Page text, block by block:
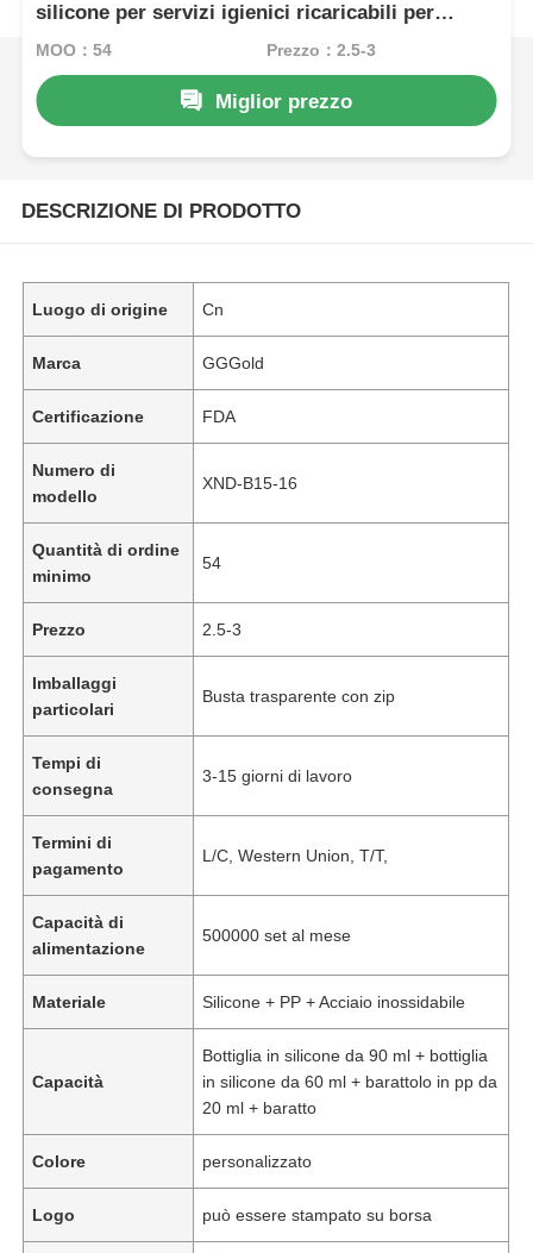
silicone per servizi igienici ricaricabili per
viaggi Servizi igienici ricaricabili per servizi
MOQ：54 Prezzo：2.5-3
Miglior prezzo
DESCRIZIONE DI PRODOTTO
Luogo di origine Cn
Marca GGGold
Certificazione FDA
Numero di
modello
XND-B15-16
Quantità di ordine
minimo
54
Prezzo 2.5-3
Imballaggi
particolari
Busta trasparente con zip
Tempi di
consegna
3-15 giorni di lavoro
Termini di
pagamento
L/C, Western Union, T/T,
Capacità di
alimentazione
500000 set al mese
Materiale Silicone + PP + Acciaio inossidabile
Capacità
Bottiglia in silicone da 90 ml + bottiglia
in silicone da 60 ml + barattolo in pp da
20 ml + baratto
Colore personalizzato
Logo può essere stampato su borsa